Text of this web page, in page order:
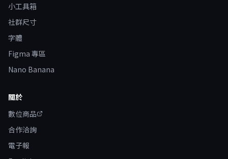
小工具箱
社群尺寸
字體
Figma 專區
Nano Banana
關於
數位商品
合作洽詢
電子報